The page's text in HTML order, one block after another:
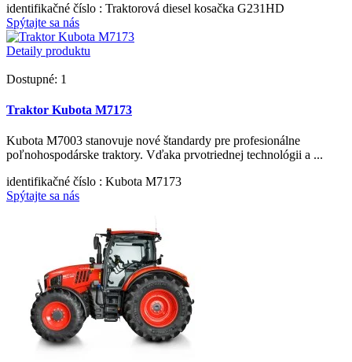
identifikačné číslo : Traktorová diesel kosačka G231HD
Spýtajte sa nás
Detaily produktu
Dostupné: 1
Traktor Kubota M7173
Kubota M7003 stanovuje nové štandardy pre profesionálne
poľnohospodárske traktory. Vďaka prvotriednej technológii a ...
identifikačné číslo : Kubota M7173
Spýtajte sa nás